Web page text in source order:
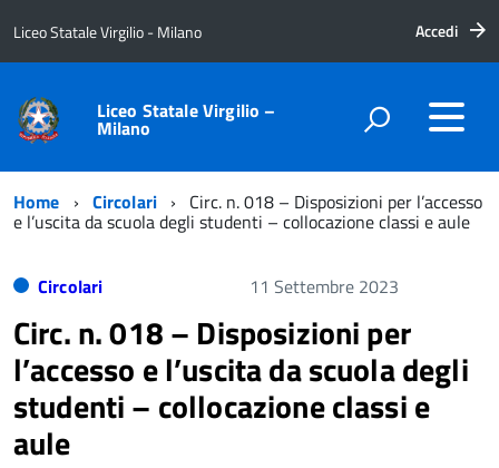
Liceo Statale Virgilio - Milano Accedi
Liceo Statale Virgilio –
Milano
Home Circolari Circ. n. 018 – Disposizioni per l’accesso
e l’uscita da scuola degli studenti – collocazione classi e aule
Circolari 11 Settembre 2023
Circ. n. 018 – Disposizioni per
l’accesso e l’uscita da scuola degli
studenti – collocazione classi e
aule